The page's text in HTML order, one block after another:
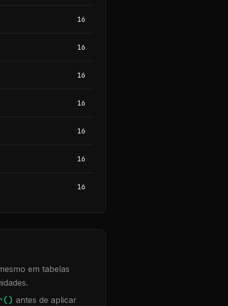
16
16
16
16
16
16
16
em tabelas
antes de aplicar